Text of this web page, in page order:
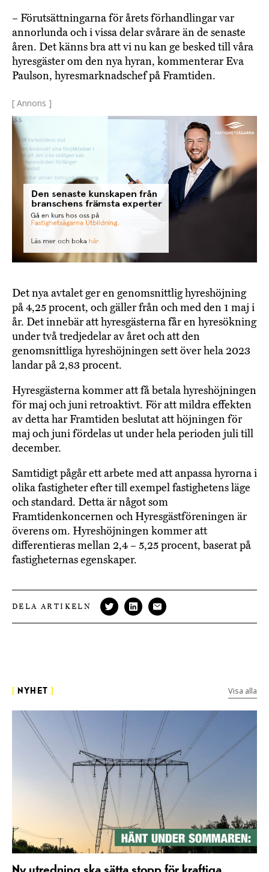
– Förutsättningarna för årets förhandlingar var
annorlunda och i vissa delar svårare än de senaste
åren. Det känns bra att vi nu kan ge besked till våra
hyresgäster om den nya hyran, kommenterar Eva
Paulson, hyresmarknadschef på Framtiden.
[ Annons ]
Det nya avtalet ger en genomsnittlig hyreshöjning
på 4,25 procent, och gäller från och med den 1 maj i
år. Det innebär att hyresgästerna får en hyresökning
under två tredjedelar av året och att den
genomsnittliga hyreshöjningen sett över hela 2023
landar på 2,83 procent.
Hyresgästerna kommer att få betala hyreshöjningen
för maj och juni retroaktivt. För att mildra effekten
av detta har Framtiden beslutat att höjningen för
maj och juni fördelas ut under hela perioden juli till
december.
Samtidigt pågår ett arbete med att anpassa hyrorna i
olika fastigheter efter till exempel fastighetens läge
och standard. Detta är något som
Framtidenkoncernen och Hyresgästföreningen är
överens om. Hyreshöjningen kommer att
differentieras mellan 2,4 – 5,25 procent, baserat på
fastigheternas egenskaper.
DELA ARTIKELN
NYHET Visa alla